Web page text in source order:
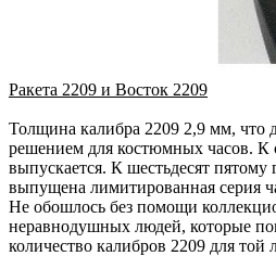
Ракета 2209 и Восток 2209
Толщина калибра 2209 2,9 мм, что
решением для костюмных часов. К
выпускается. К шестьдесят
выпущена лимитированная серия
Не обошлось без помощи
неравнодушных людей, которые
количество калибров 2209 для той